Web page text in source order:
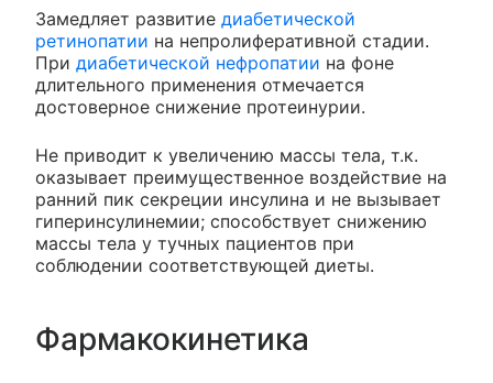
Замедляет развитие диабетической
ретинопатии на непролиферативной стадии.
При диабетической нефропатии на фоне
длительного применения отмечается
достоверное снижение протеинурии.
Не приводит к увеличению массы тела, т.к.
оказывает преимущественное воздействие на
ранний пик секреции инсулина и не вызывает
гиперинсулинемии; способствует снижению
массы тела у тучных пациентов при
соблюдении соответствующей диеты.
Фармакокинетика